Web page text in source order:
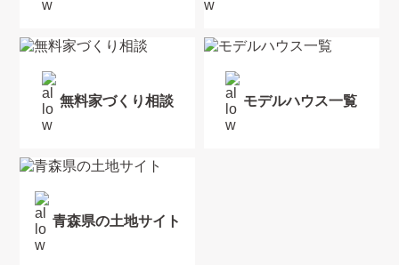
無料家づくり相談 モデルハウス一覧
青森県の土地サイト